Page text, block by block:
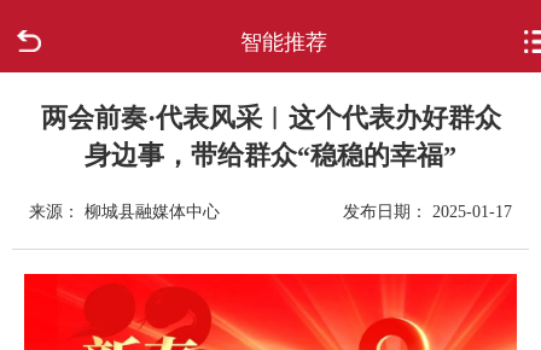
智能推荐
走进柳城
政府信息公开
网上办事
两会前奏·代表风采︱这个代表办好群众
身边事，带给群众“稳稳的幸福”
来源： 柳城县融媒体中心 发布日期： 2025-01-17